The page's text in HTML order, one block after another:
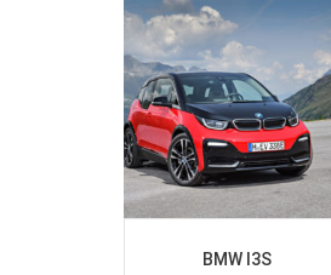
BMW I3S